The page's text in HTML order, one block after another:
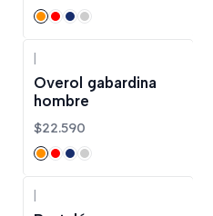
Overol gabardina
hombre
$22.590
|